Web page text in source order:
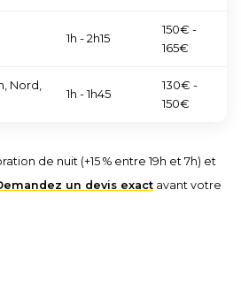
1h - 2h15
150€ -
165€
Nord,
1h - 1h45
130€ -
150€
de nuit (+15 % entre 19h et 7h) et
un devis exact avant votre